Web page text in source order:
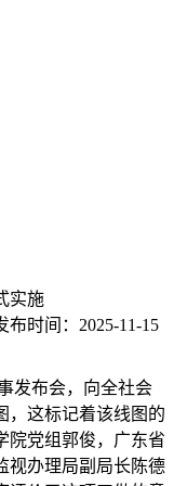
实施
布时间： 2025-11-15
布会，向全社会
，这标记着该线图的
院党组郭俊，广东省
视办理局副局长陈德